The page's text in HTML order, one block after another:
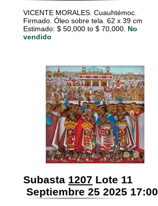
VICENTE MORALES. Cuauhtémoc.
Firmado. Óleo sobre tela. 62 x 39 cm
Estimado: $ 50,000 to $ 70,000. No
vendido
Subasta 1207 Lote 11
Septiembre 25 2025 17:00